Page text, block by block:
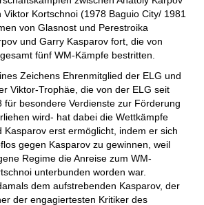
Kortschnoi (1978 Baguio City/ 1981
von Glasnost und Perestroika
und Garry Kasparov fort, die von
fünf WM-Kämpfe bestritten.
Zeichens Ehrenmitglied der ELG und
Viktor-Trophäe, die von der ELG seit
für besondere Verdienste zur Förderung
wird- hat dabei die Wettkämpfe
Kasparov erst ermöglicht, indem er sich
gegen Kasparov zu gewinnen, weil
Regime die Anreise zum WM-
unterbunden worden war.
dem aufstrebenden Kasparov, der
der engagiertesten Kritiker des